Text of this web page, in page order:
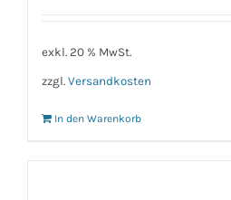
exkl. 20 % MwSt.
zzgl. Versandkosten
In den Warenkorb